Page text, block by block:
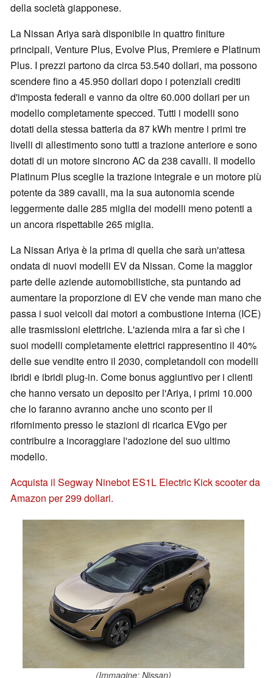
della società giapponese.
La Nissan Ariya sarà disponibile in quattro finiture
principali, Venture Plus, Evolve Plus, Premiere e Platinum
Plus. I prezzi partono da circa 53.540 dollari, ma possono
scendere fino a 45.950 dollari dopo i potenziali crediti
d'imposta federali e vanno da oltre 60.000 dollari per un
modello completamente specced. Tutti i modelli sono
dotati della stessa batteria da 87 kWh mentre i primi tre
livelli di allestimento sono tutti a trazione anteriore e sono
dotati di un motore sincrono AC da 238 cavalli. Il modello
Platinum Plus sceglie la trazione integrale e un motore più
potente da 389 cavalli, ma la sua autonomia scende
leggermente dalle 285 miglia dei modelli meno potenti a
un ancora rispettabile 265 miglia.
La Nissan Ariya è la prima di quella che sarà un'attesa
ondata di nuovi modelli EV da Nissan. Come la maggior
parte delle aziende automobilistiche, sta puntando ad
aumentare la proporzione di EV che vende man mano che
passa i suoi veicoli dai motori a combustione interna (ICE)
alle trasmissioni elettriche. L'azienda mira a far sì che i
suoi modelli completamente elettrici rappresentino il 40%
delle sue vendite entro il 2030, completandoli con modelli
ibridi e ibridi plug-in. Come bonus aggiuntivo per i clienti
che hanno versato un deposito per l'Ariya, i primi 10.000
che lo faranno avranno anche uno sconto per il
rifornimento presso le stazioni di ricarica EVgo per
contribuire a incoraggiare l'adozione del suo ultimo
modello.
Acquista il Segway Ninebot ES1L Electric Kick scooter da
Amazon per 299 dollari.
(Immagine: Nissan)